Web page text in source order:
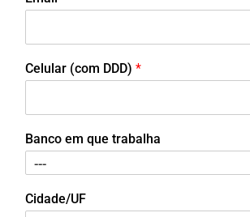
Celular (com DDD) *
Banco em que trabalha
Cidade/UF